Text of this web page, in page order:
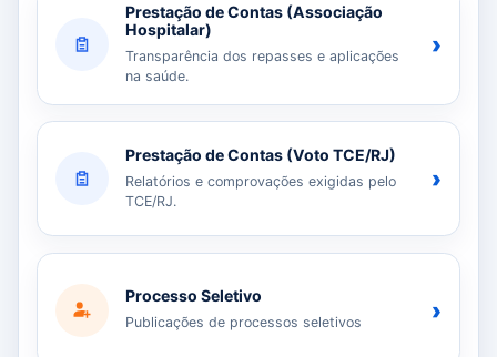
Prestação de Contas (Associação
Hospitalar)
Transparência dos repasses e aplicações
na saúde.
›
Prestação de Contas (Voto TCE/RJ)
Relatórios e comprovações exigidas pelo
TCE/RJ.
›
Processo Seletivo
Publicações de processos seletivos ›